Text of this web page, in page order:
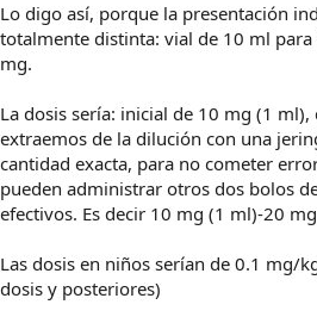
Lo digo así, porque la presentación
totalmente distinta: vial de 10 ml
mg.
La dosis sería: inicial de 10 mg (1
extraemos de la dilución con una
cantidad exacta, para no cometer
pueden administrar otros dos bolos
efectivos. Es decir 10 mg (1 ml)-20
Las dosis en niños serían de 0.1 mg/
dosis y posteriores)